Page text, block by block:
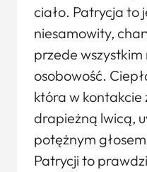
ciało. Patrycja to
niesamowity,
przede
osobowość.
która w kontakcie
drapieżną lwicą,
potężnym
Patrycji to